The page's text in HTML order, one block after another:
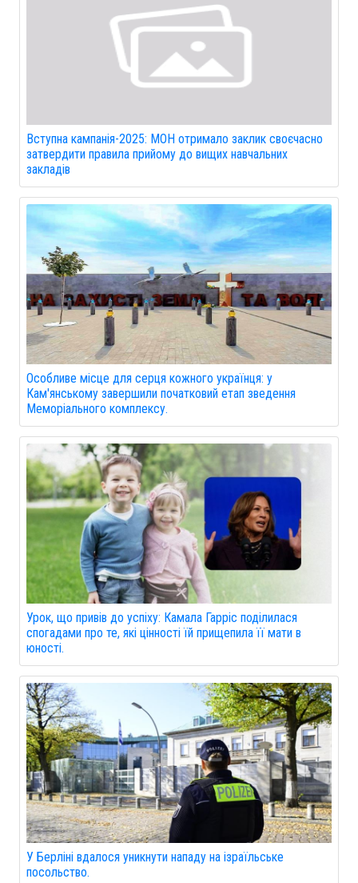
Вступна кампанія-2025: МОН отримало заклик своєчасно
затвердити правила прийому до вищих навчальних
закладів
Особливе місце для серця кожного українця: у
Кам'янському завершили початковий етап зведення
Меморіального комплексу.
Урок, що привів до успіху: Камала Гарріс поділилася
спогадами про те, які цінності їй прищепила її мати в
юності.
У Берліні вдалося уникнути нападу на ізраїльське
посольство.